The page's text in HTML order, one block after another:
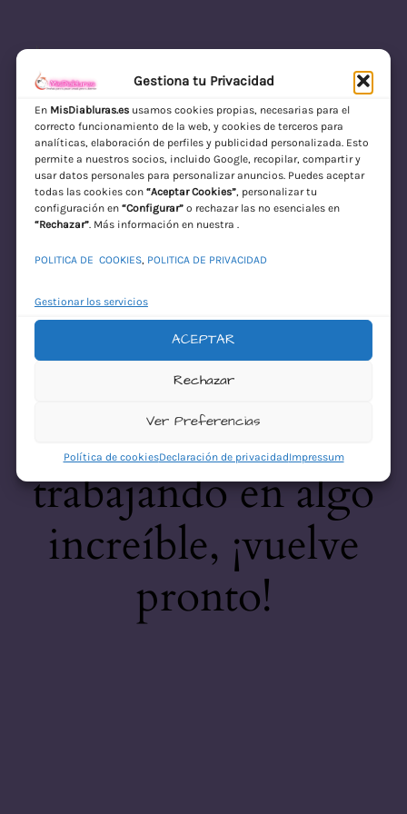
Gestiona tu Privacidad
En MisDiabluras.esusamos cookies propias, necesarias para el
correcto funcionamiento de la web, y cookies de terceros para
analíticas, elaboración de perfiles y publicidad personalizada. Esto
permite a nuestros socios, incluido Google, recopilar, compartir y
usar datos personales para personalizar anuncios. Puedes aceptar
todas las cookies con “Aceptar Cookies”, personalizar tu
configuración en “Configurar”o rechazar las no esenciales en
“Rechazar”. Más información en nuestra .
POLITICA DE COOKIES, POLITICA DE PRIVACIDAD
Gestionar los servicios
ACEPTAR
Rechazar
Ver Preferencias
Política de cookiesDeclaración de privacidadImpressum
MisDiabluras | Sexshop Online con Envío
Discreto en España
Acceder
¡Disculpa este
desastre! Estamos
trabajando en algo
increíble, ¡vuelve
pronto!